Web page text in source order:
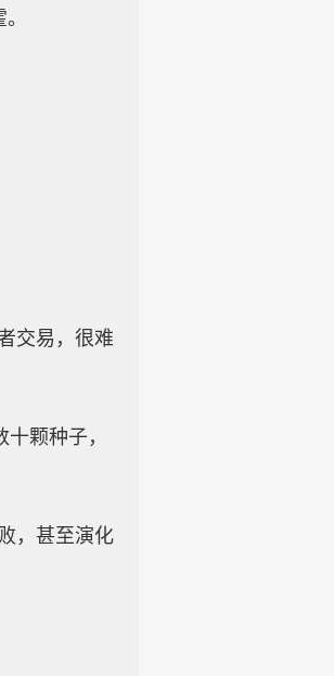
交易，很难
颗种子，
，甚至演化